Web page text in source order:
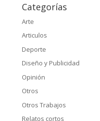
Categorías
Arte
Articulos
Deporte
Diseño y Publicidad
Opinión
Otros
Otros Trabajos
Relatos cortos